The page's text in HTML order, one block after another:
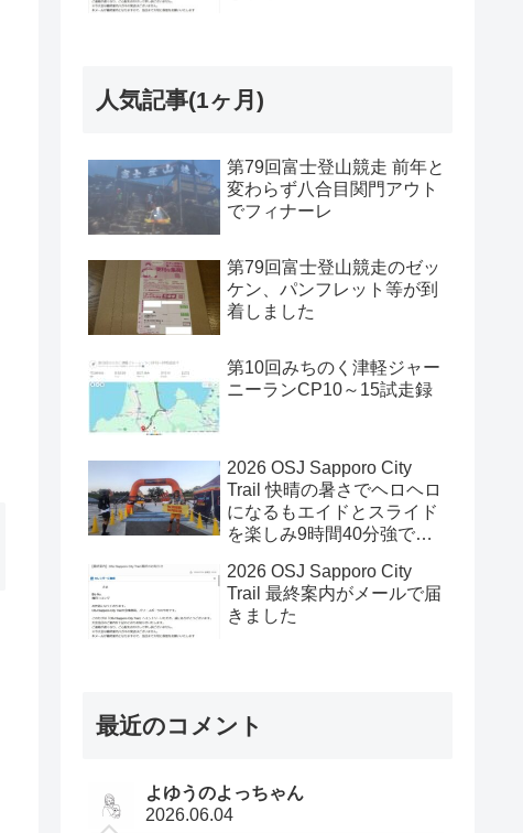
人気記事(1ヶ月)
第79回富士登山競走 前年と
変わらず八合目関門アウト
でフィナーレ
第79回富士登山競走のゼッ
ケン、パンフレット等が到
着しました
第10回みちのく津軽ジャー
ニーランCP10～15試走録
2026 OSJ Sapporo City
Trail 快晴の暑さでヘロヘロ
になるもエイドとスライド
を楽しみ9時間40分強で完
2026 OSJ Sapporo City
Trail 最終案内がメールで届
きました
最近のコメント
よゆうのよっちゃん
2026.06.04